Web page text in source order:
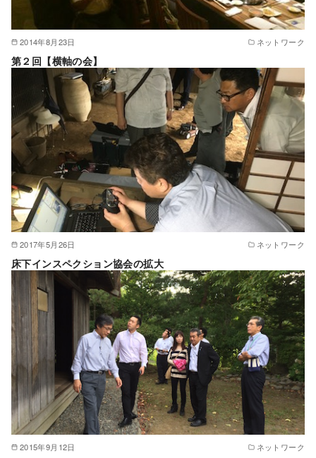
2014年8月23日 ネットワーク
第２回【横軸の会】
2017年5月26日 ネットワーク
床下インスペクション協会の拡大
2015年9月12日 ネットワーク